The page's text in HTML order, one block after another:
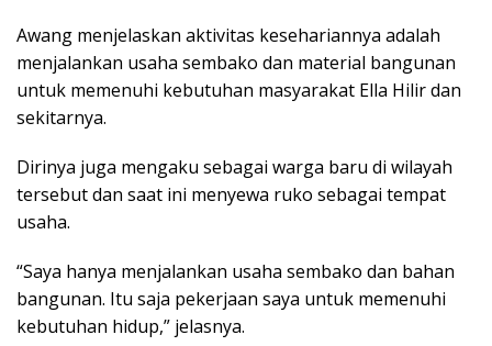
Awang menjelaskan aktivitas kesehariannya adalah
menjalankan usaha sembako dan material bangunan
untuk memenuhi kebutuhan masyarakat Ella Hilir dan
sekitarnya.
Dirinya juga mengaku sebagai warga baru di wilayah
tersebut dan saat ini menyewa ruko sebagai tempat
usaha.
“Saya hanya menjalankan usaha sembako dan bahan
bangunan. Itu saja pekerjaan saya untuk memenuhi
kebutuhan hidup,” jelasnya.